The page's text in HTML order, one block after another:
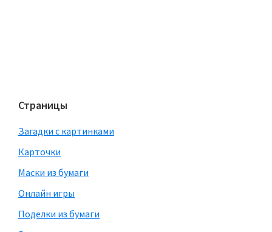
Страницы
Загадки с картинками
Карточки
Маски из бумаги
Онлайн игры
Поделки из бумаги